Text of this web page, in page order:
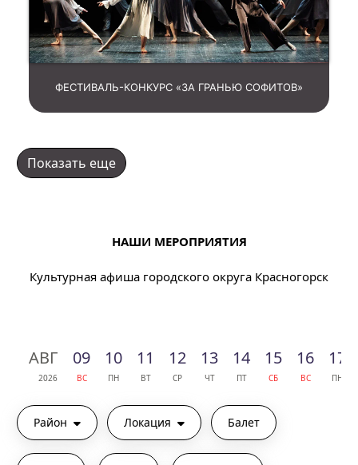
ФЕСТИВАЛЬ-КОНКУРС «ЗА ГРАНЬЮ СОФИТОВ»
Показать еще
НАШИ МЕРОПРИЯТИЯ
Культурная афиша городского округа Красногорск
АВГ
2026
09
ВС
10
ПН
11
ВТ
12
СР
13
ЧТ
14
ПТ
15
СБ
16
ВС
17
ПН
Район Локация Балет